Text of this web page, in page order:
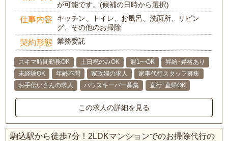
が可能です。(候補の日時から選択)
仕事内容
キッチン、トイレ、お風呂、洗面所、リビン
グ、その他のお掃除
契約形態 業務委託
スキマ時間勤務OK 土日祝のみOK 週1〜OK
昇給･昇格あり
未経験OK
年齢不問 家政婦の求人
家事代行スタッフ募集
お手伝いさんの求人
ハウスキーパー募集 直行･直帰OK
この求人の詳細を見る
駒込駅から徒歩7分！2LDKマンションでのお掃除代行の